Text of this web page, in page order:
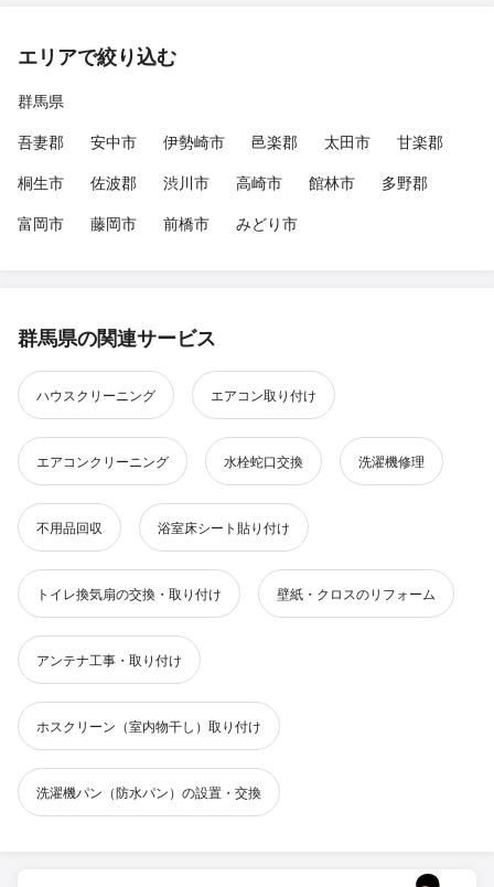
エリアで絞り込む
群馬県
吾妻郡
安中市 伊勢崎市 邑楽郡 太田市
甘楽郡
桐生市
佐波郡 渋川市 高崎市 館林市
多野郡
富岡市
藤岡市 前橋市 みどり市
群馬県の関連サービス
ハウスクリーニング エアコン取り付け
エアコンクリーニング 水栓蛇口交換 洗濯機修理
不用品回収 浴室床シート貼り付け
トイレ換気扇の交換・取り付け 壁紙・クロスのリフォーム
アンテナ工事・取り付け
ホスクリーン（室内物干し）取り付け
洗濯機パン（防水パン）の設置・交換